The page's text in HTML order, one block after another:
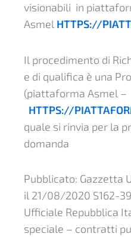
visionabili in
Asmel HTTPS://
Il procedimento di
e di qualifica è una
(piattaforma Asmel –
HTTPS://
quale si rinvia per la
domanda
Pubblicato: Gazzetta
il 21/08/2020 S162-
Ufficiale Repubblica
speciale – contratti